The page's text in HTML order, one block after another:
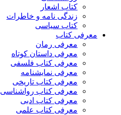
کتاب اشعار
زندگی نامه و خاطرات
کتاب سیاسی
معرفی کتاب
معرفی رمان
معرفی داستان کوتاه
معرفی کتاب فلسفی
معرفی نمایشنامه
معرفی کتاب تاریخی
معرفی کتاب رواشناسی
معرفی کتاب ادبی
معرفی کتاب علمی